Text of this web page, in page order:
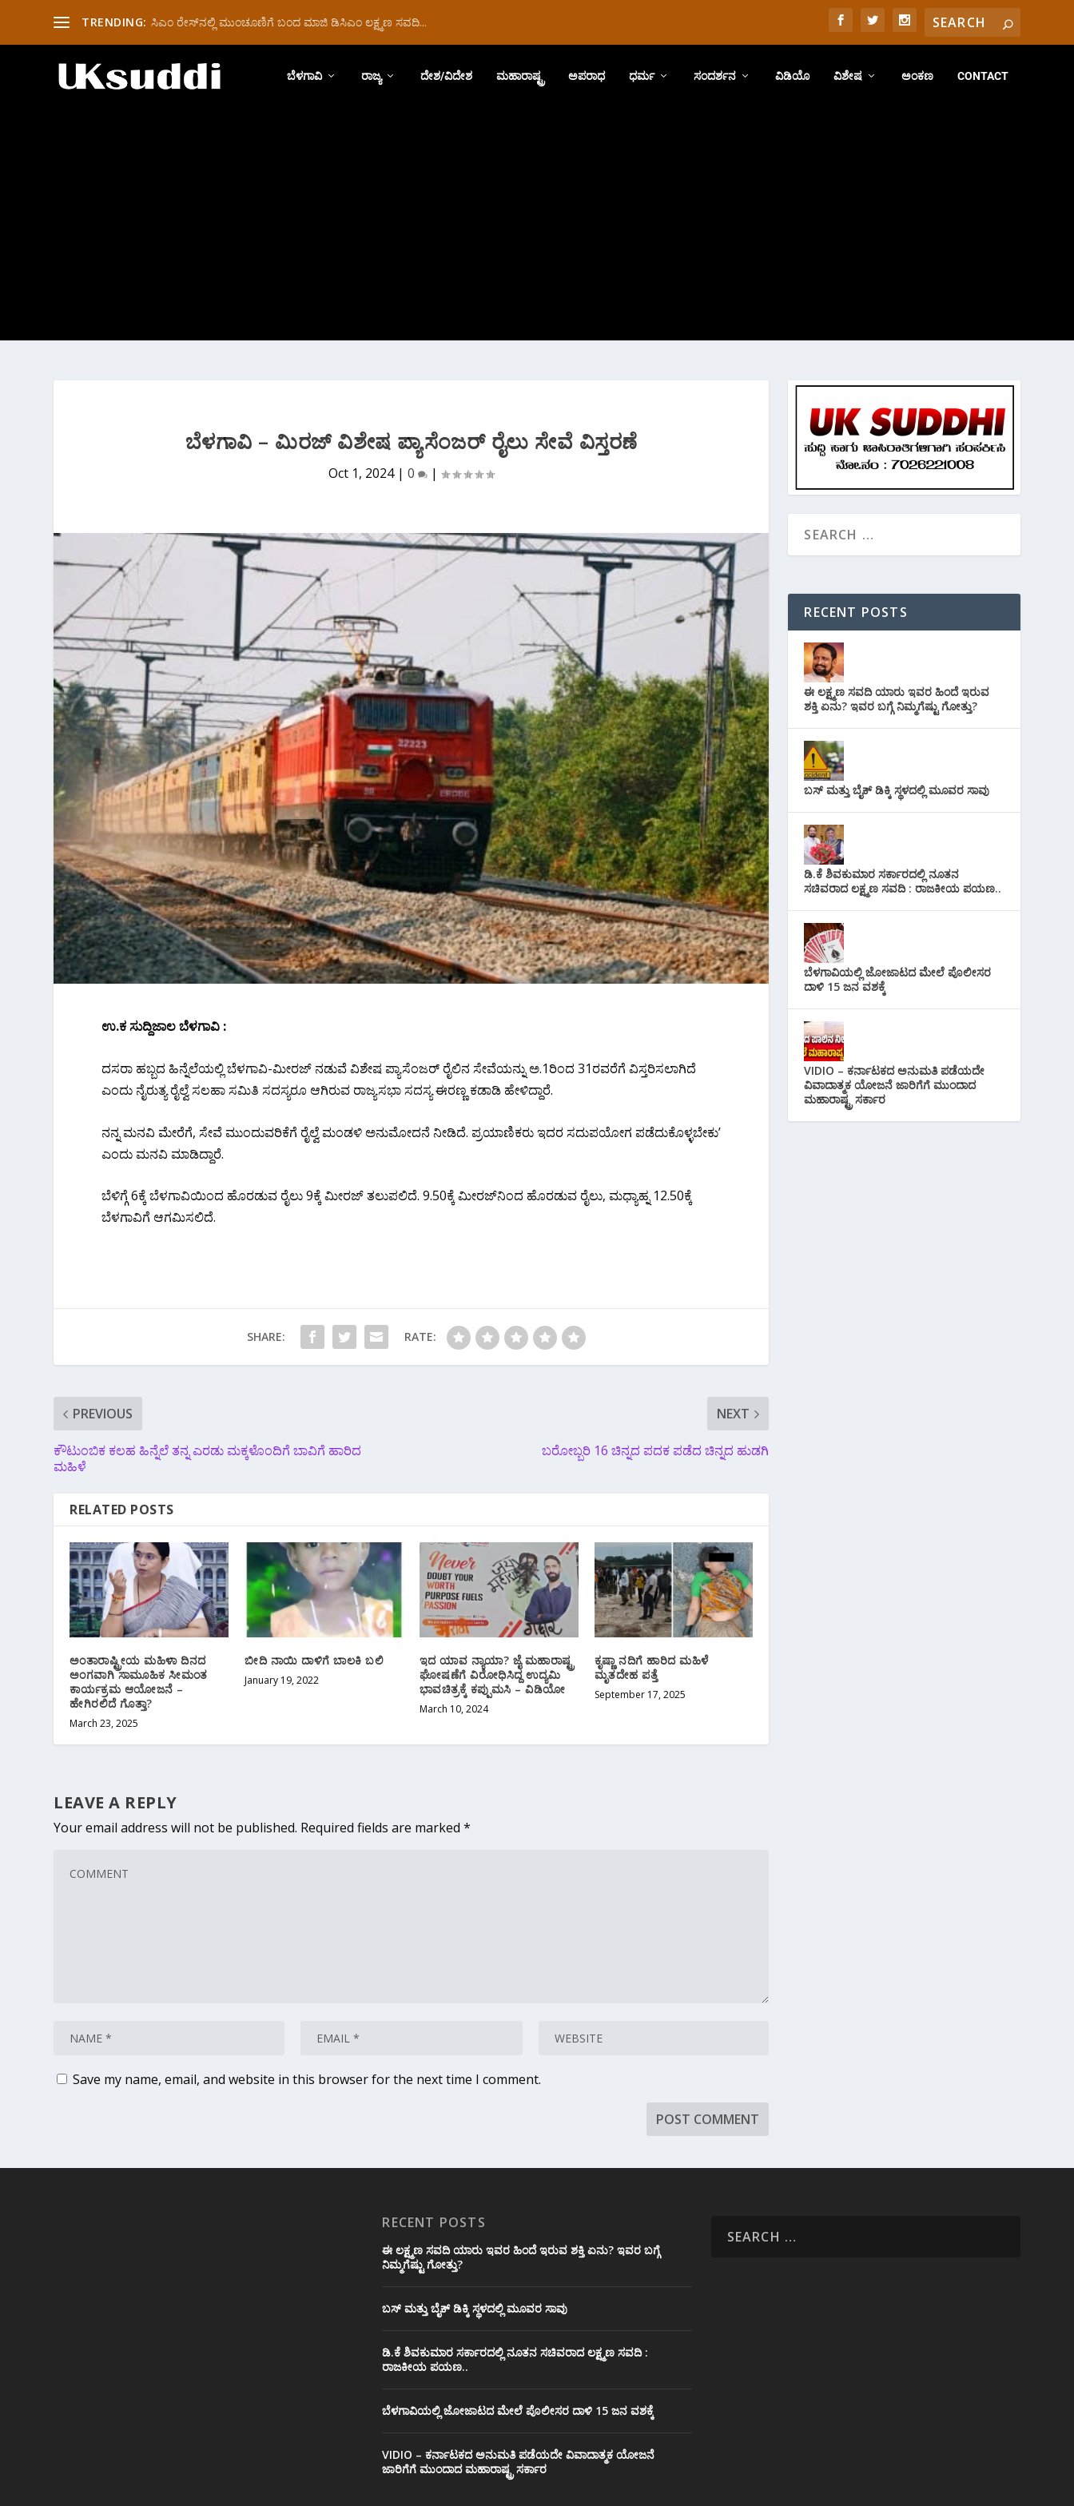
TRENDING: ಸಿಎಂ ರೇಸ್‌ನಲ್ಲಿ ಮುಂಚೂಣಿಗೆ ಬಂದ ಮಾಜಿ ಡಿಸಿಎಂ ಲಕ್ಷ್ಮಣ ಸವದಿ...
ಬೆಳಗಾವಿ ರಾಜ್ಯ ದೇಶ/ವಿದೇಶ ಮಹಾರಾಷ್ಟ್ರ ಅಪರಾಧ ಧರ್ಮ ಸಂದರ್ಶನ ವಿಡಿಯೊ ವಿಶೇಷ ಅಂಕಣ CONTACT
ಬೆಳಗಾವಿ – ಮಿರಜ್ ವಿಶೇಷ ಪ್ಯಾಸೆಂಜರ್ ರೈಲು ಸೇವೆ ವಿಸ್ತರಣೆ
Oct 1, 2024|0 |
ಉ.ಕ ಸುದ್ದಿಜಾಲ‌ ಬೆಳಗಾವಿ :
ದಸರಾ ಹಬ್ಬದ ಹಿನ್ನೆಲೆಯಲ್ಲಿ ಬೆಳಗಾವಿ-ಮೀರಜ್ ನಡುವೆ ವಿಶೇಷ ಪ್ಯಾಸೆಂಜರ್ ರೈಲಿನ ಸೇವೆಯನ್ನು ಅ.1ರಿಂದ 31ರವರೆಗೆ ವಿಸ್ತರಿಸಲಾಗಿದೆ
ಎಂದು ನೈರುತ್ಯ ರೈಲ್ವೆ ಸಲಹಾ ಸಮಿತಿ ಸದಸ್ಯರೂ ಆಗಿರುವ ರಾಜ್ಯಸಭಾ ಸದಸ್ಯ ಈರಣ್ಣ ಕಡಾಡಿ ಹೇಳಿದ್ದಾರೆ.
ನನ್ನ ಮನವಿ ಮೇರೆಗೆ, ಸೇವೆ ಮುಂದುವರಿಕೆಗೆ ರೈಲ್ವೆ ಮಂಡಳಿ ಅನುಮೋದನೆ ನೀಡಿದೆ. ಪ್ರಯಾಣಿಕರು ಇದರ ಸದುಪಯೋಗ ಪಡೆದುಕೊಳ್ಳಬೇಕು’
ಎಂದು ಮನವಿ ಮಾಡಿದ್ದಾರೆ.
ಬೆಳಿಗ್ಗೆ 6ಕ್ಕೆ ಬೆಳಗಾವಿಯಿಂದ ಹೊರಡುವ ರೈಲು 9ಕ್ಕೆ ಮೀರಜ್‌ ತಲುಪಲಿದೆ. 9.50ಕ್ಕೆ ಮೀರಜ್‌ನಿಂದ ಹೊರಡುವ ರೈಲು, ಮಧ್ಯಾಹ್ನ 12.50ಕ್ಕೆ
ಬೆಳಗಾವಿಗೆ ಆಗಮಿಸಲಿದೆ.
SHARE: RATE:
PREVIOUS
ಕೌಟುಂಬಿಕ ಕಲಹ ಹಿನ್ನೆಲೆ ತನ್ನ ಎರಡು ಮಕ್ಕಳೊಂದಿಗೆ ಬಾವಿಗೆ ಹಾರಿದ
ಮಹಿಳೆ
NEXT
ಬರೋಬ್ಬರಿ 16 ಚಿನ್ನದ ಪದಕ ಪಡೆದ ಚಿನ್ನದ ಹುಡಗಿ
RELATED POSTS
ಅಂತಾರಾಷ್ಟ್ರೀಯ ಮಹಿಳಾ ದಿನದ
ಅಂಗವಾಗಿ ಸಾಮೂಹಿಕ ಸೀಮಂತ
ಕಾರ್ಯಕ್ರಮ ಆಯೋಜನೆ –
ಹೇಗಿರಲಿದೆ ಗೊತ್ತಾ?
March 23, 2025
ಬೀದಿ ನಾಯಿ ದಾಳಿಗೆ ಬಾಲಕಿ ಬಲಿ
January 19, 2022
ಇದ ಯಾವ ನ್ಯಾಯಾ? ಜೈ ಮಹಾರಾಷ್ಟ್ರ
ಘೋಷಣೆಗೆ ವಿರೋಧಿಸಿದ್ದ ಉದ್ಯಮಿ
ಭಾವಚಿತ್ರಕ್ಕೆ ಕಪ್ಪುಮಸಿ – ವಿಡಿಯೋ
March 10, 2024
ಕೃಷ್ಣಾ ನದಿಗೆ ಹಾರಿದ ಮಹಿಳೆ
ಮೃತದೇಹ ಪತ್ತೆ
September 17, 2025
LEAVE A REPLY
Your email address will not be published. Required fields are marked*
Save my name, email, and website in this browser for the next time I comment.
RECENT POSTS
ಈ ಲಕ್ಷ್ಮಣ ಸವದಿ ಯಾರು ಇವರ ಹಿಂದೆ ಇರುವ
ಶಕ್ತಿ ಏನು? ಇವರ ಬಗ್ಗೆ ನಿಮ್ಮಗೆಷ್ಟು ಗೋತ್ತು?
ಬಸ್ ಮತ್ತು ಬೈಕ್ ಡಿಕ್ಕಿ ಸ್ಥಳದಲ್ಲಿ ಮೂವರ ಸಾವು
ಡಿ.ಕೆ ಶಿವಕುಮಾರ ಸರ್ಕಾರದಲ್ಲಿ ನೂತನ
ಸಚಿವರಾದ ಲಕ್ಷ್ಮಣ ಸವದಿ : ರಾಜಕೀಯ ಪಯಣ..
ಬೆಳಗಾವಿಯಲ್ಲಿ ಜೋಜಾಟದ ಮೇಲೆ ಪೊಲೀಸರ
ದಾಳಿ 15 ಜನ ವಶಕ್ಕೆ
VIDIO – ಕರ್ನಾಟಕದ ಅನುಮತಿ ಪಡೆಯದೇ
ವಿವಾದಾತ್ಮಕ ಯೋಜನೆ ಜಾರಿಗೆಗೆ ಮುಂದಾದ
ಮಹಾರಾಷ್ಟ್ರ ಸರ್ಕಾರ
RECENT POSTS
ಈ ಲಕ್ಷ್ಮಣ ಸವದಿ ಯಾರು ಇವರ ಹಿಂದೆ ಇರುವ ಶಕ್ತಿ ಏನು? ಇವರ ಬಗ್ಗೆ
ನಿಮ್ಮಗೆಷ್ಟು ಗೋತ್ತು?
ಬಸ್ ಮತ್ತು ಬೈಕ್ ಡಿಕ್ಕಿ ಸ್ಥಳದಲ್ಲಿ ಮೂವರ ಸಾವು
ಡಿ.ಕೆ ಶಿವಕುಮಾರ ಸರ್ಕಾರದಲ್ಲಿ ನೂತನ ಸಚಿವರಾದ ಲಕ್ಷ್ಮಣ ಸವದಿ :
ರಾಜಕೀಯ ಪಯಣ..
ಬೆಳಗಾವಿಯಲ್ಲಿ ಜೋಜಾಟದ ಮೇಲೆ ಪೊಲೀಸರ ದಾಳಿ 15 ಜನ ವಶಕ್ಕೆ
VIDIO – ಕರ್ನಾಟಕದ ಅನುಮತಿ ಪಡೆಯದೇ ವಿವಾದಾತ್ಮಕ ಯೋಜನೆ
ಜಾರಿಗೆಗೆ ಮುಂದಾದ ಮಹಾರಾಷ್ಟ್ರ ಸರ್ಕಾರ